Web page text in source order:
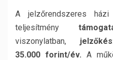
A jelzőrendszeres
teljesítmény
viszonylatban,
35.000 forint/év. A